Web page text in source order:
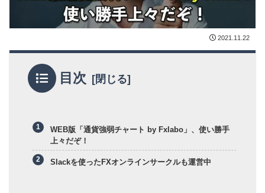
2021.11.22
目次
WEB版「通貨強弱チャート by Fxlabo」、使い勝手
上々だぞ！
Slackを使ったFXオンラインサークルも運営中